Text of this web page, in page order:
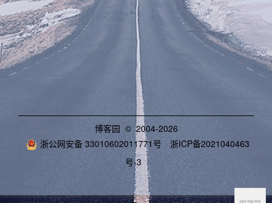
博客园 © 2004-2026
浙公网安备 33010602011771号
浙ICP备2021040463
号-3